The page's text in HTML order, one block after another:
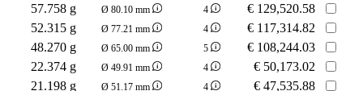
57.758 g
Ø 80.10 mm 4 € 129,520.58
52.315 g
Ø 77.21 mm 4 € 117,314.82
48.270 g
Ø 65.00 mm 5 € 108,244.03
22.374 g
Ø 49.91 mm 4 € 50,173.02
21.198 g
Ø 51.17 mm 4 € 47,535.88